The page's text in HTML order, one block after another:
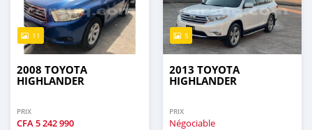
11
2008 TOYOTA
HIGHLANDER
PRIX
CFA5 242 990
5
2013 TOYOTA
HIGHLANDER
PRIX
Négociable